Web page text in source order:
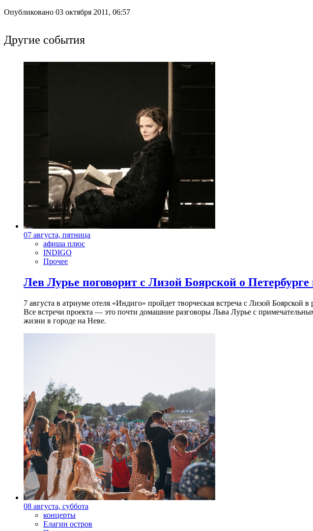
Опубликовано 03 октября 2011, 06:57
Другие события
07 августа, пятница
афиша плюс
INDIGO
Прочее
Лев Лурье поговорит с Лизой Боярской о Петербурге
7 августа в атриуме отеля «Индиго» пройдет творческая встреча с Лизой
Все встречи проекта — это почти домашние разговоры Льва Лурье с
жизни в городе на Неве.
08 августа, суббота
концерты
Елагин остров